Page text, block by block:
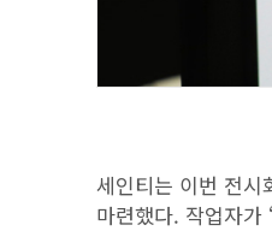
세인티는 이번 전
마련했다. 작업자가